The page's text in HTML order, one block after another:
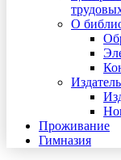
О
Проживание
Гимназия